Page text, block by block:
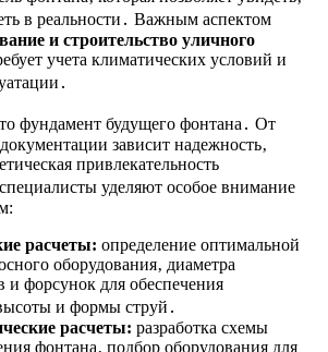
в реальности․ Важным аспектом
и строительство уличного
учета климатических условий и
фундамент будущего фонтана․ От
зависит надежность‚
привлекательность
уделяют особое внимание
расчеты: определение оптимальной
оборудования‚ диаметра
и форсунок для обеспечения
и формы струй․
расчеты: разработка схемы
фонтана‚ подбор оборудования для